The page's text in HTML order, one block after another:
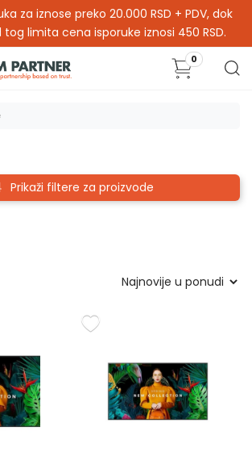
za iznose preko 20.000 RSD + PDV, dok
tog limita cena isporuke iznosi 450 RSD.
0
Prikaži filtere za proizvode